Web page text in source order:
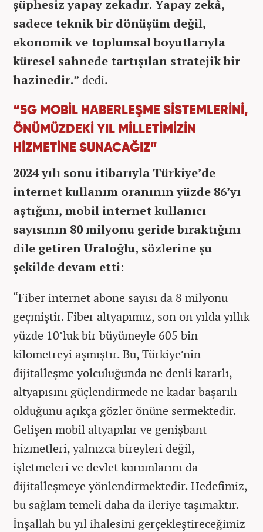
şüphesiz yapay zekadır. Yapay zekâ,
sadece teknik bir dönüşüm değil,
ekonomik ve toplumsal boyutlarıyla
küresel sahnede tartışılan stratejik bir
hazinedir.” dedi.
“5G MOBİL HABERLEŞME SİSTEMLERİNİ,
ÖNÜMÜZDEKİ YIL MİLLETİMİZİN
HİZMETİNE SUNACAĞIZ”
2024 yılı sonu itibarıyla Türkiye’de
internet kullanım oranının yüzde 86’yı
aştığını, mobil internet kullanıcı
sayısının 80 milyonu geride bıraktığını
dile getiren Uraloğlu, sözlerine şu
şekilde devam etti:
“Fiber internet abone sayısı da 8 milyonu
geçmiştir. Fiber altyapımız, son on yılda yıllık
yüzde 10’luk bir büyümeyle 605 bin
kilometreyi aşmıştır. Bu, Türkiye’nin
dijitalleşme yolculuğunda ne denli kararlı,
altyapısını güçlendirmede ne kadar başarılı
olduğunu açıkça gözler önüne sermektedir.
Gelişen mobil altyapılar ve genişbant
hizmetleri, yalnızca bireyleri değil,
işletmeleri ve devlet kurumlarını da
dijitalleşmeye yönlendirmektedir. Hedefimiz,
bu sağlam temeli daha da ileriye taşımaktır.
İnşallah bu yıl ihalesini gerçekleştireceğimiz